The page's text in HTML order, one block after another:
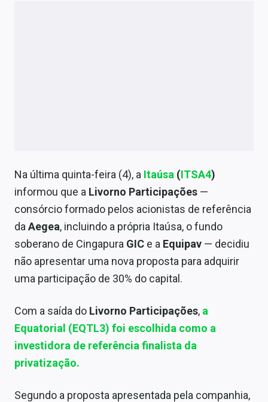
Na última quinta-feira (4), a Itaúsa (ITSA4)
informou que a Livorno Participações —
consórcio formado pelos acionistas de referência
da Aegea, incluindo a própria Itaúsa, o fundo
soberano de Cingapura GIC e a Equipav — decidiu
não apresentar uma nova proposta para adquirir
uma participação de 30% do capital.
Com a saída do Livorno Participações, a
Equatorial (EQTL3) foi escolhida como a
investidora de referência finalista da
privatização.
Segundo a proposta apresentada pela companhia,